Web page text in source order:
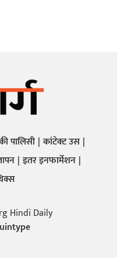
पालिसी कांटेक्ट उस
इतर इनफार्मेशन
Hindi Daily